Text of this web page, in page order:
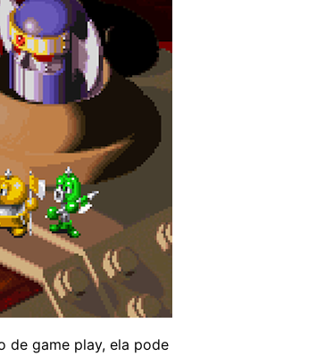
de game play, ela pode